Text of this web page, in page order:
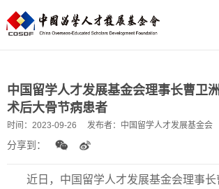
中国留学人才发展基金会理事长曹卫
术后大骨节病患者
时间： 2023-09-26 发布者： 中国留学人才发展基金会
分享到：
近日，中国留学人才发展基金会理事长